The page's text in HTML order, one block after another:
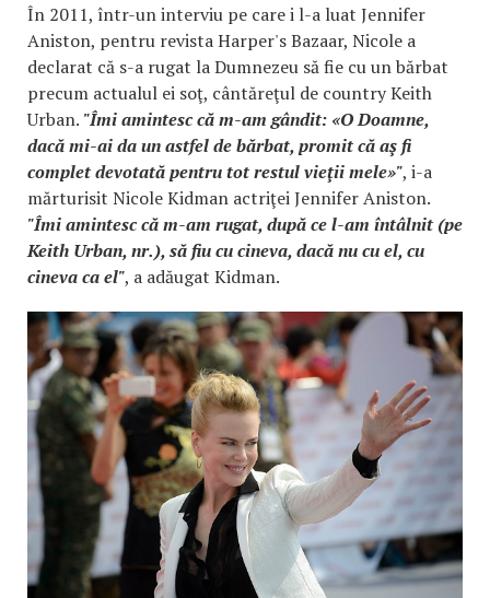
În 2011, într-un interviu pe care i l-a luat Jennifer
Aniston, pentru revista Harper's Bazaar, Nicole a
declarat că s-a rugat la Dumnezeu să fie cu un bărbat
precum actualul ei soţ, cântăreţul de country Keith
Urban. "Îmi amintesc că m-am gândit: «O Doamne,
dacă mi-ai da un astfel de bărbat, promit că aş fi
complet devotată pentru tot restul vieţii mele»", i-a
mărturisit Nicole Kidman actriţei Jennifer Aniston.
"Îmi amintesc că m-am rugat, după ce l-am întâlnit (pe
Keith Urban, nr.), să fiu cu cineva, dacă nu cu el, cu
cineva ca el", a adăugat Kidman.